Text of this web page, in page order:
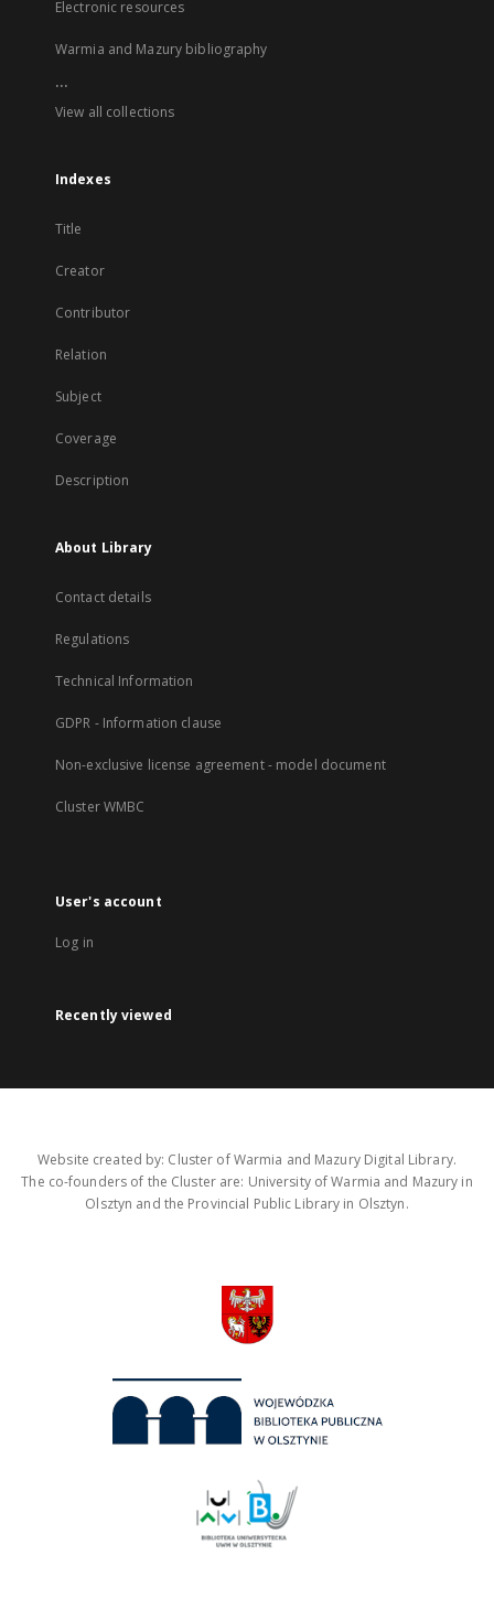
Electronic resources
Warmia and Mazury bibliography
...
View all collections
Indexes
Title
Creator
Contributor
Relation
Subject
Coverage
Description
About Library
Contact details
Regulations
Technical Information
GDPR - Information clause
Non-exclusive license agreement - model document
Cluster WMBC
User's account
Log in
Recently viewed
Website created by: Cluster of Warmia and Mazury Digital Library.
The co-founders of the Cluster are: University of Warmia and Mazury in
Olsztyn and the Provincial Public Library in Olsztyn.